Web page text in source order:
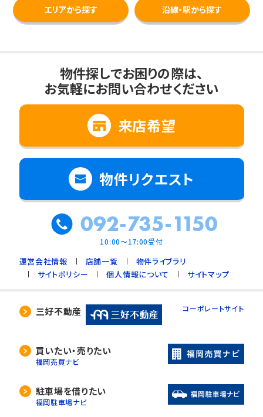
エリアから探す 沿線・駅から探す
物件探しでお困りの際は、
お気軽にお問い合わせください
来店希望
物件リクエスト
092-735-1150
10:00～17:00受付
運営会社情報 店舗一覧
物件ライブラリ
サイトポリシー
個人情報について サイトマップ
三好不動産 コーポレートサイト
買いたい・売りたい
福岡売買ナビ
駐車場を借りたい
福岡駐車場ナビ